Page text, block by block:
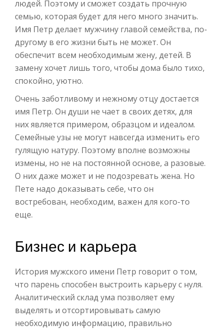
людей. Поэтому и сможет создать прочную
семью, которая будет для него много значить.
Имя Петр делает мужчину главой семейства, по-
другому в его жизни быть не может. Он
обеспечит всем необходимым жену, детей. В
замену хочет лишь того, чтобы дома было тихо,
спокойно, уютно.
Очень заботливому и нежному отцу достается
имя Петр. Он души не чает в своих детях, для
них является примером, образцом и идеалом.
Семейные узы не могут навсегда изменить его
гулящую натуру. Поэтому вполне возможны
измены, но не на постоянной основе, а разовые.
О них даже может и не подозревать жена. Но
Пете надо доказывать себе, что он
востребован, необходим, важен для кого-то
еще.
Бизнес и карьера
История мужского имени Петр говорит о том,
что парень способен выстроить карьеру с нуля.
Аналитический склад ума позволяет ему
выделять и отсортировывать самую
необходимую информацию, правильно